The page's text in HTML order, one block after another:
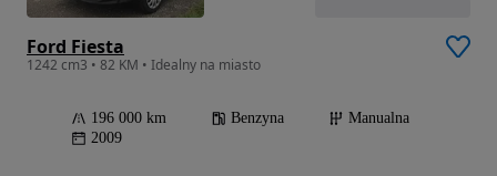
Ford Fiesta
1242 cm3 • 82 KM • Idealny na miasto
196 000 km Benzyna
Manualna
2009